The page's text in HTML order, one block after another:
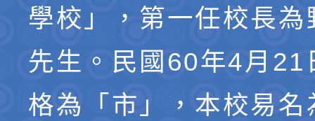
學校」，第一任校長為
先生。民國60年4月21
格為「市」，本校易名